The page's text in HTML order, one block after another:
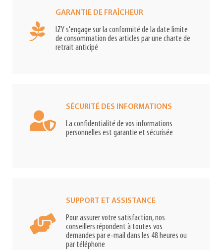
GARANTIE DE FRAÎCHEUR
IZY s'engage sur la conformité de la date limite
de consommation des articles par une charte de
retrait anticipé
SÉCURITÉ DES INFORMATIONS
La confidentialité de vos informations
personnelles est garantie et sécurisée
SUPPORT ET ASSISTANCE
Pour assurer votre satisfaction, nos
conseillers répondent à toutes vos
demandes par e-mail dans les 48 heures ou
par téléphone